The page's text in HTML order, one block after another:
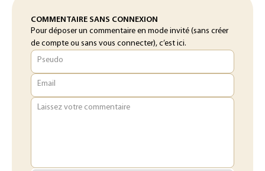
COMMENTAIRE SANS CONNEXION
Pour déposer un commentaire en mode invité (sans créer
de compte ou sans vous connecter), c’est ici.
Pseudo
Email
Laissez votre commentaire